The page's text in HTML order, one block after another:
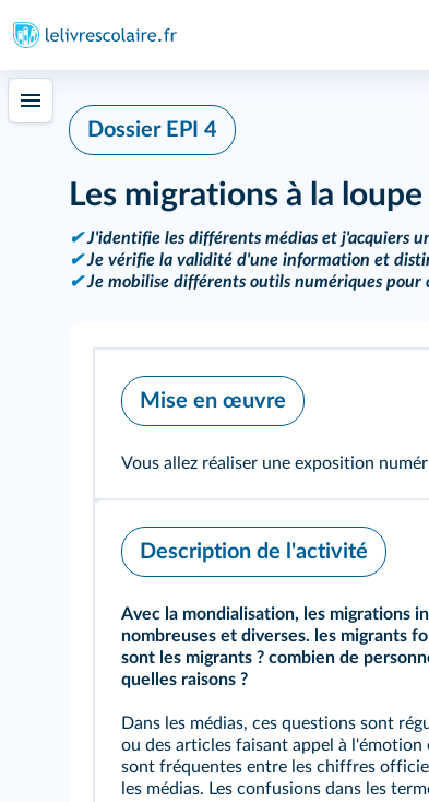
Dossier EPI 4
Les migrations à la loupe
✔J'identifie les différents médias et j'acquiers
✔Je vérifie la validité d'une information et
✔Je mobilise différents outils numériques
Mise en œuvre
Vous allez réaliser une exposition
Description de l'activité
Avec la mondialisation, les migrations
nombreuses et diverses. les migrants
sont les migrants ? combien de
quelles raisons ?
Dans les médias, ces questions sont
ou des articles faisant appel à l'émotion
sont fréquentes entre les chiffres
les médias. Les confusions dans les